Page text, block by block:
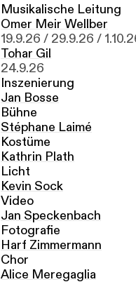
Musikalische Leitung
Omer Meir Wellber
19.9.26 / 29.9.26 /
Tohar Gil
24.9.26
Inszenierung
Jan Bosse
Bühne
Stéphane Laimé
Kostüme
Kathrin Plath
Licht
Kevin Sock
Video
Jan Speckenbach
Fotografie
Harf Zimmermann
Chor
Alice Merega­glia